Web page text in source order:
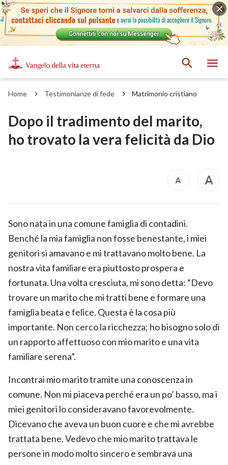
Home Testimonianze di fede Matrimonio cristiano
Dopo il tradimento del marito,
ho trovato la vera felicità da Dio
Sono nata in una comune famiglia di contadini.
Benché la mia famiglia non fosse benestante, i miei
genitori si amavano e mi trattavano molto bene. La
nostra vita familiare era piuttosto prospera e
fortunata. Una volta cresciuta, mi sono detta: “Devo
trovare un marito che mi tratti bene e formare una
famiglia beata e felice. Questa è la cosa più
importante. Non cerco la ricchezza; ho bisogno solo di
un rapporto affettuoso con mio marito e una vita
familiare serena”.
Incontrai mio marito tramite una conoscenza in
comune. Non mi piaceva perché era un po’ basso, ma i
miei genitori lo consideravano favorevolmente.
Dicevano che aveva un buon cuore e che mi avrebbe
trattata bene. Vedevo che mio marito trattava le
persone in modo molto sincero e sembrava una